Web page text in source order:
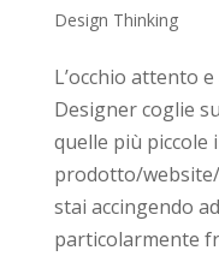
Design Thinking
L’occhio attento
Designer coglie
quelle più piccole
prodotto/
stai accingendo
particolarmente